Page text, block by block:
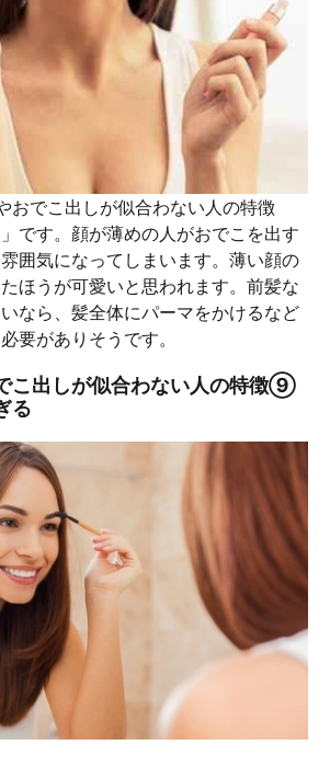
おでこ出しが似合わない人の特徴
です。顔が薄めの人がおでこを出す
囲気になってしまいます。薄い顔の
ほうが可愛いと思われます。前髪な
なら、髪全体にパーマをかけるなど
要がありそうです。
こ出しが似合わない人の特徴⑨
る